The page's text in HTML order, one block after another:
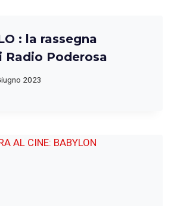
: la rassegna
Radio Poderosa
2023